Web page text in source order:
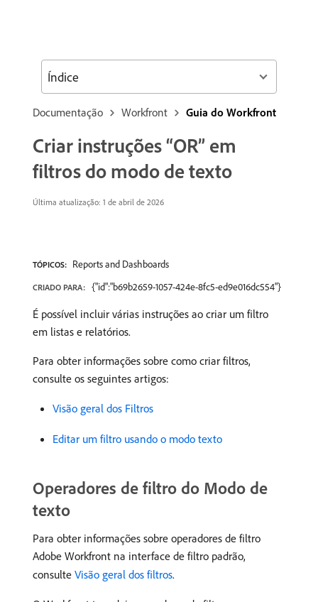
Documentação Workfront Guia do Workfront
Criar instruções “OR” em
filtros do modo de texto
Última atualização: 1 de abril de 2026
TÓPICOS: Reports and Dashboards
CRIADO PARA: {"id":"b69b2659-1057-424e-8fc5-ed9e016dc554"}
É possível incluir várias instruções ao criar um filtro
em listas e relatórios.
Para obter informações sobre como criar filtros,
consulte os seguintes artigos:
Visão geral dos Filtros
Editar um filtro usando o modo texto
Operadores de filtro do Modo de
texto
Para obter informações sobre operadores de filtro
Adobe Workfront na interface de filtro padrão,
consulte Visão geral dos filtros.
Índice